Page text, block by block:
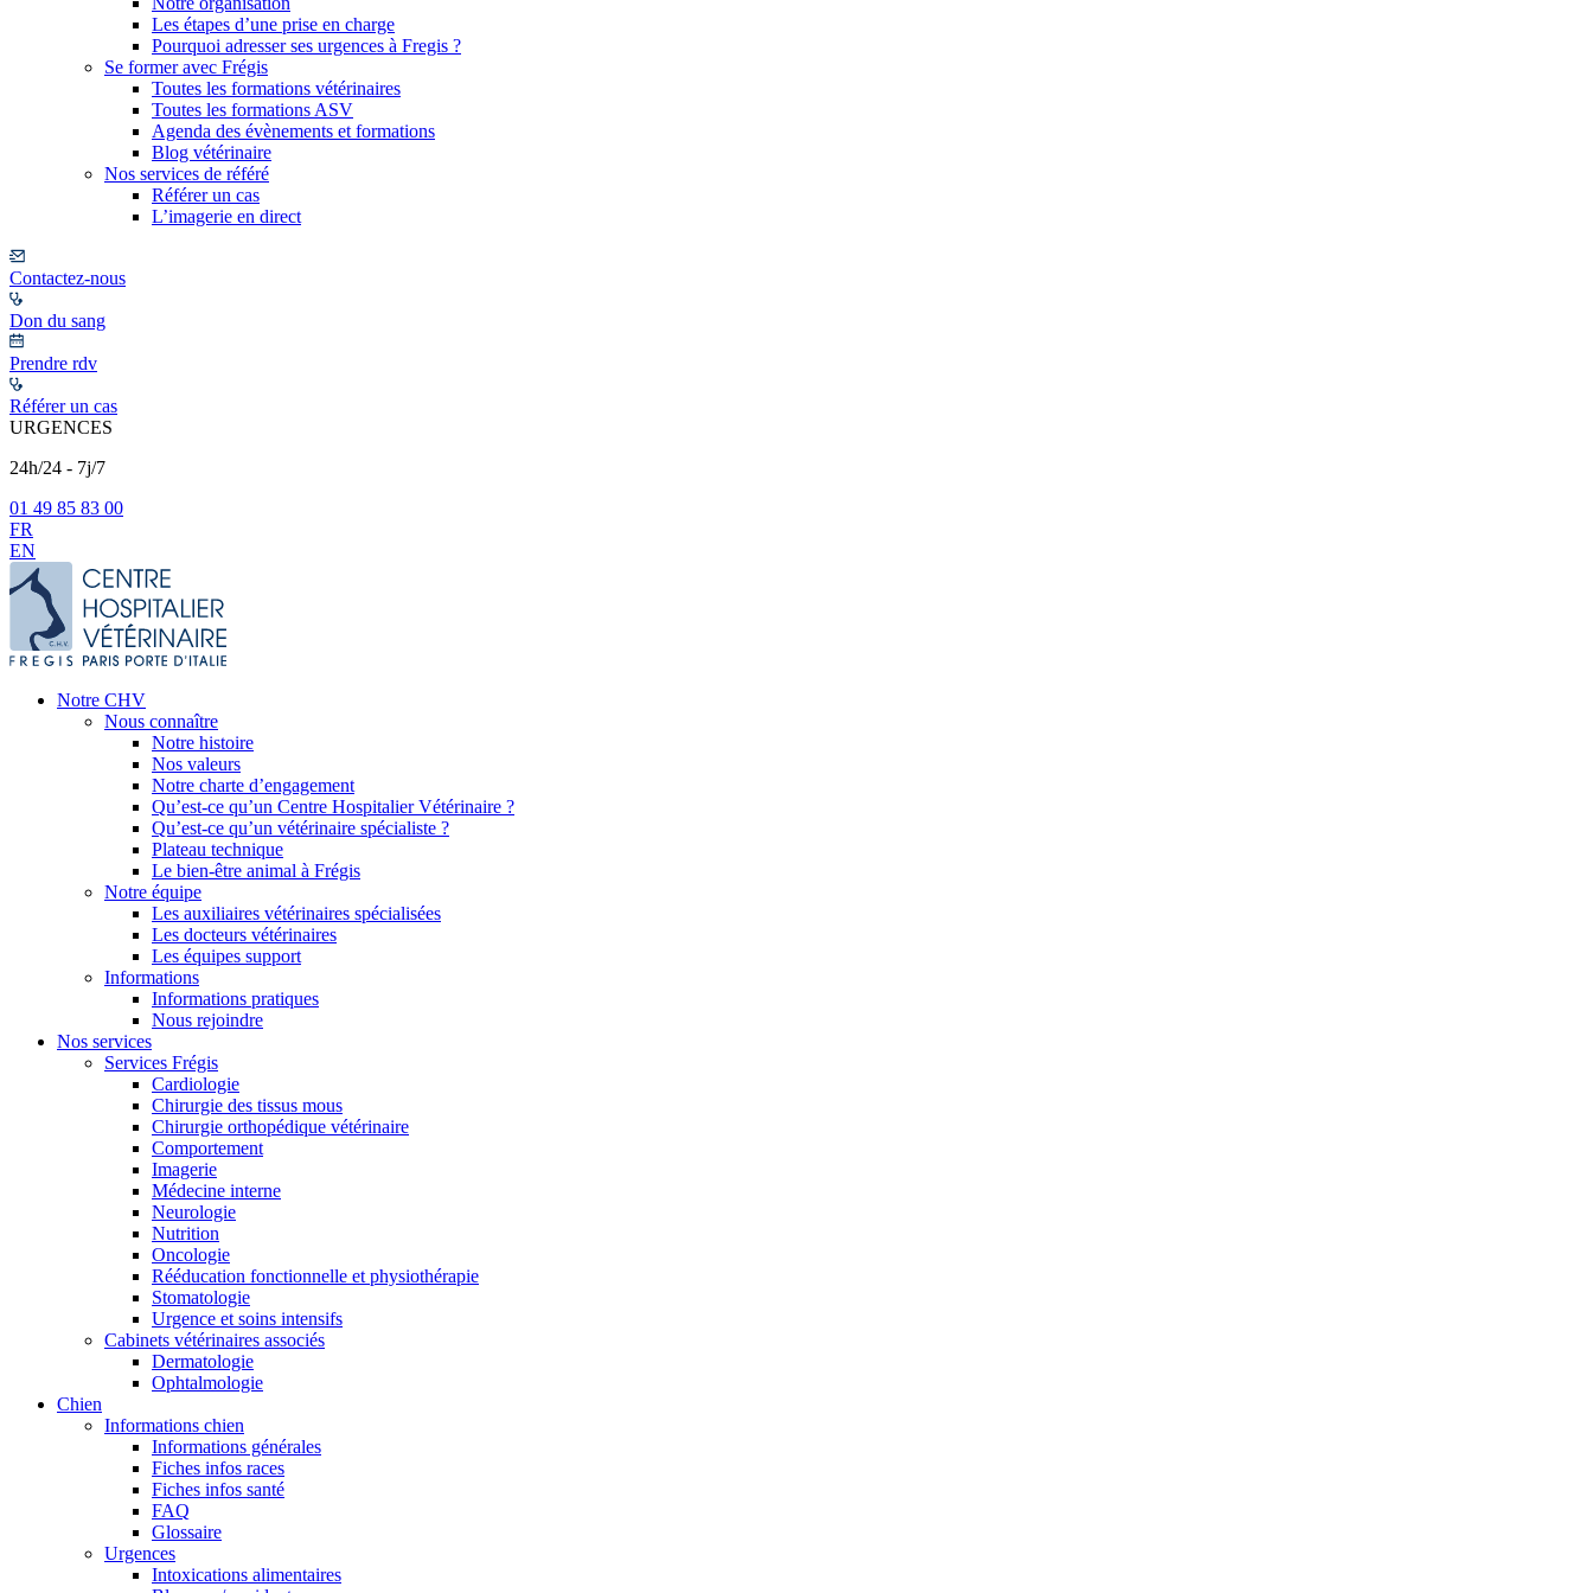
Les étapes d’une prise en charge
Pourquoi adresser ses urgences à Fregis ?
Se former avec Frégis
Toutes les formations vétérinaires
Toutes les formations ASV
Agenda des évènements et formations
Blog vétérinaire
Nos services de référé
Référer un cas
L’imagerie en direct
Contactez-nous
Don du sang
Prendre rdv
Référer un cas
URGENCES
24h/24 - 7j/7
01 49 85 83 00
FR
EN
Notre CHV
Nous connaître
Notre histoire
Nos valeurs
Notre charte d’engagement
Qu’est-ce qu’un Centre Hospitalier Vétérinaire ?
Qu’est-ce qu’un vétérinaire spécialiste ?
Plateau technique
Le bien-être animal à Frégis
Notre équipe
Les auxiliaires vétérinaires spécialisées
Les docteurs vétérinaires
Les équipes support
Informations
Informations pratiques
Nous rejoindre
Nos services
Services Frégis
Cardiologie
Chirurgie des tissus mous
Chirurgie orthopédique vétérinaire
Comportement
Imagerie
Médecine interne
Neurologie
Nutrition
Oncologie
Rééducation fonctionnelle et physiothérapie
Stomatologie
Urgence et soins intensifs
Cabinets vétérinaires associés
Dermatologie
Ophtalmologie
Chien
Informations chien
Informations générales
Fiches infos races
Fiches infos santé
FAQ
Glossaire
Urgences
Intoxications alimentaires